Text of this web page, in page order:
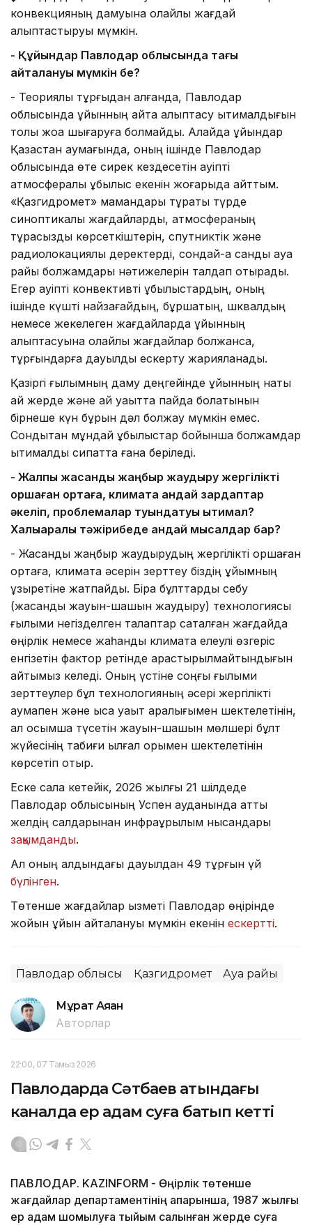
конвекцияның дамуына қолайлы жағдай
қалыптастыруы мүмкін.
- Құйындар Павлодар облысында тағы
қайталануы мүмкін бе?
- Теориялық тұрғыдан алғанда, Павлодар
облысында құйынның қайта қалыптасу ықтималдығын
толық жоққа шығаруға болмайды. Алайда құйындар
Қазақстан аумағында, оның ішінде Павлодар
облысында өте сирек кездесетін қауіпті
атмосфералық құбылыс екенін жоғарыда айттым.
«Қазгидромет» мамандары тұрақты түрде
синоптикалық жағдайларды, атмосфераның
тұрақсыздық көрсеткіштерін, спутниктік және
радиолокациялық деректерді, сондай-ақ сандық ауа
райы болжамдары нәтижелерін талдап отырады.
Егер қауіпті конвективті құбылыстардың, оның
ішінде күшті найзағайдың, бұршақтың, шквалдың
немесе жекелеген жағдайларда құйынның
қалыптасуына қолайлы жағдайлар болжанса,
тұрғындарға дауылды ескерту жарияланады.
Қазіргі ғылымның даму деңгейінде құйынның нақты
қай жерде және қай уақытта пайда болатынын
бірнеше күн бұрын дәл болжау мүмкін емес.
Сондықтан мұндай құбылыстар бойынша болжамдар
ықтималдық сипатта ғана беріледі.
- Жалпы жасанды жаңбыр жаудыру жергілікті
қоршаған ортаға, климатқа қандай зардаптар
әкеліп, проблемалар туындатуы ықтимал?
Халықаралық тәжірибеде қандай мысалдар бар?
- Жасанды жаңбыр жаудырудың жергілікті қоршаған
ортаға, климатқа әсерін зерттеу біздің ұйымның
құзыретіне жатпайды. Бірақ бұлттарды себу
(жасанды жауын-шашын жаудыру) технологиясы
ғылыми негізделген талаптар сақталған жағдайда
өңірлік немесе жаһандық климатқа елеулі өзгеріс
енгізетін фактор ретінде қарастырылмайтындығын
айтқымыз келеді. Оның үстіне соңғы ғылыми
зерттеулер бұл технологияның әсері жергілікті
аумақпен және қысқа уақыт аралығымен шектелетінін,
ал қосымша түсетін жауын-шашын мөлшері бұлт
жүйесінің табиғи ылғал қорымен шектелетінін
көрсетіп отыр.
Еске сала кетейік, 2026 жылғы 21 шілдеде
Павлодар облысының Успен ауданында қатты
желдің салдарынан инфрақұрылым нысандары
зақымданды.
Ал оның алдындағы дауылдан 49 тұрғын үй
бүлінген.
Төтенше жағдайлар қызметі Павлодар өңірінде
жойқын құйын қайталануы мүмкін екенін ескертті.
Павлодар облысы Қазгидромет Ауа райы
Мұрат Аяған
Авторлар
22:00, 07 Тамыз 2026
Павлодарда Сәтбаев атындағы
каналда ер адам суға батып кетті
ПАВЛОДАР. KAZINFORM - Өңірлік төтенше
жағдайлар департаментінің ақпарынша, 1987 жылғы
ер адам шомылуға тыйым салынған жерде суға